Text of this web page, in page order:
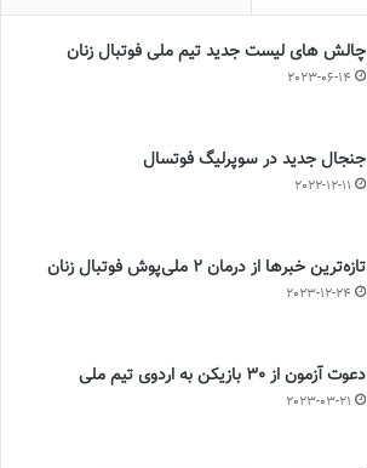
چالش هاى ليست جدید تيم ملى فوتبال زنان
2023-06-14
جنجال جدید در سوپرلیگ فوتسال
2022-12-11
تازه‌ترین خبرها از درمان ۲ ملی‌پوش فوتبال زنان
2023-12-24
دعوت آزمون از 30 بازیکن به اردوی تیم ملی
2023-03-21